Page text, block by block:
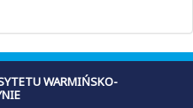
WARMIŃSKO-